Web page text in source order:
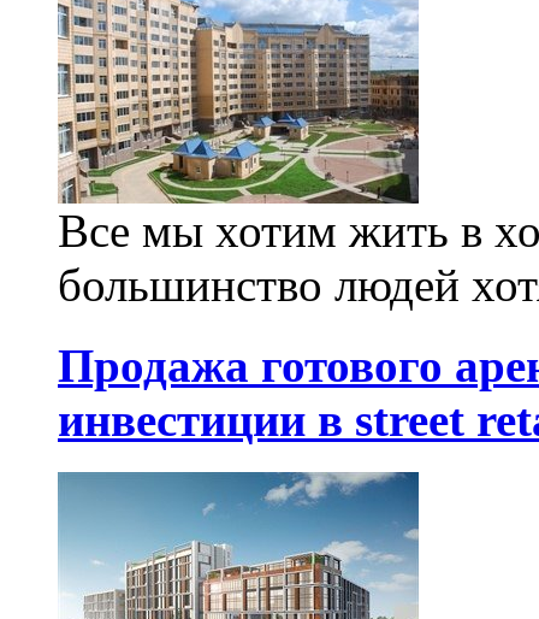
Все мы хотим жить в
большинство людей
Продажа готового
инвестиции в street